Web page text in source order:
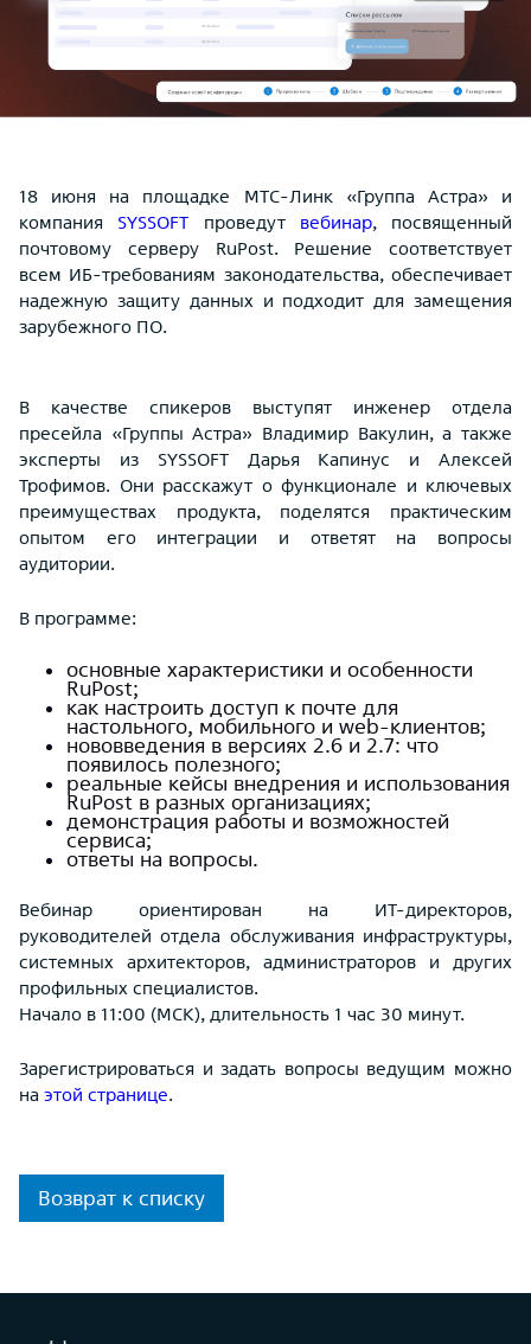
18 июня на площадке МТС-Линк «Группа Астра» и
компания SYSSOFT проведут вебинар, посвященный
почтовому серверу RuPost. Решение соответствует
всем ИБ-требованиям законодательства, обеспечивает
надежную защиту данных и подходит для замещения
зарубежного ПО.
В качестве спикеров выступят инженер отдела
пресейла «Группы Астра» Владимир Вакулин, а также
эксперты из SYSSOFT Дарья Капинус и Алексей
Трофимов. Они расскажут о функционале и ключевых
преимуществах продукта, поделятся практическим
опытом его интеграции и ответят на вопросы
аудитории.
В программе:
основные характеристики и особенности
RuPost;
как настроить доступ к почте для
настольного, мобильного и web-клиентов;
нововведения в версиях 2.6 и 2.7: что
появилось полезного;
реальные кейсы внедрения и использования
RuPost в разных организациях;
демонстрация работы и возможностей
сервиса;
ответы на вопросы.
Вебинар ориентирован на ИТ-директоров,
руководителей отдела обслуживания инфраструктуры,
системных архитекторов, администраторов и других
профильных специалистов.
Начало в 11:00 (МСК), длительность 1 час 30 минут.
Зарегистрироваться и задать вопросы ведущим можно
на этой странице.
Возврат к списку